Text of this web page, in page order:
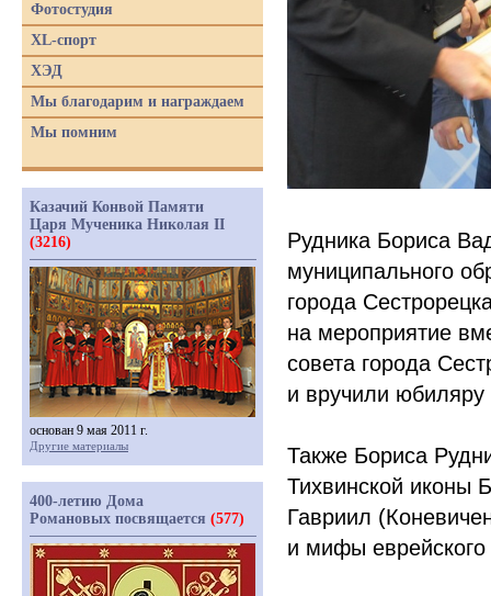
Рудника Бориса
муниципального
города
на мероприятие
совета города
и вручили
Также Бориса
Тихвинской иконы
Гавриил
и мифы
Фотостудия
XL-спорт
ХЭД
Мы благодарим и награждаем
Мы помним
Казачий Конвой Памяти
Царя Мученика Николая II
(3216)
основан 9 мая 2011 г.
Другие материалы
400-летию Дома
Романовых посвящается (577)